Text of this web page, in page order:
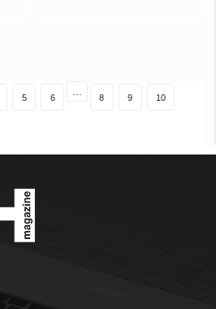
5 6 8 9 10